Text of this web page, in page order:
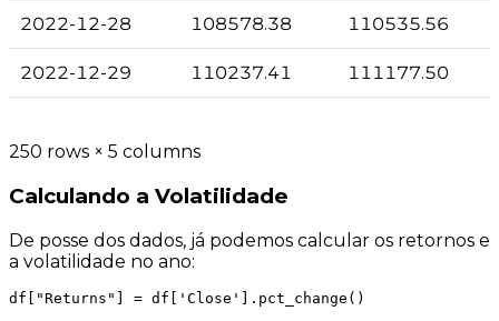
2022-12-28 108578.38 110535.56
2022-12-29 110237.41 111177.50
250 rows × 5 columns
Calculando a Volatilidade
De posse dos dados, já podemos calcular os retornos e
a volatilidade no ano:
df["Returns"] = df['Close'].pct_change()